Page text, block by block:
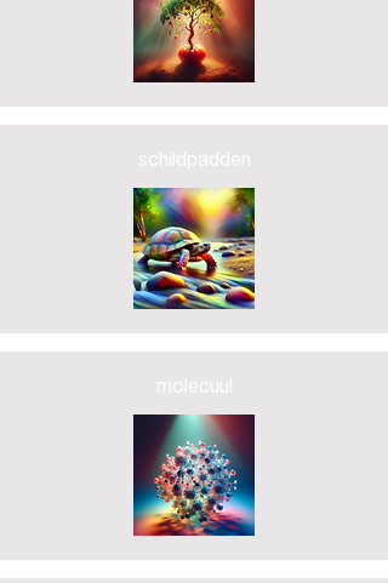
schildpadden
molecuul